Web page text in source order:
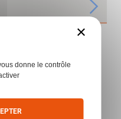
×
donne le contrôle